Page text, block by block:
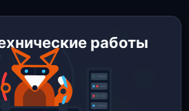
работы